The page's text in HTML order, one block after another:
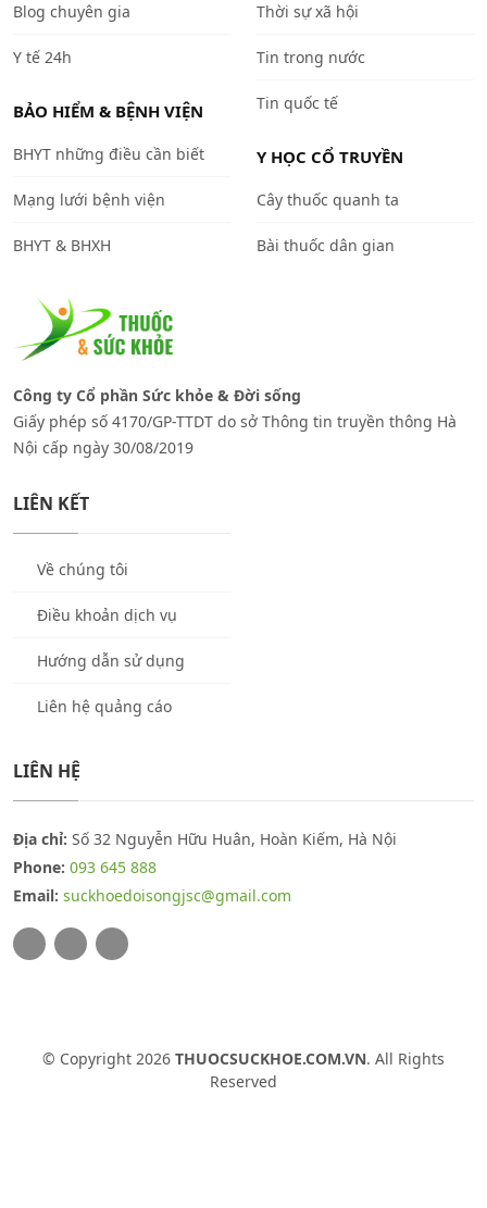
Blog chuyên gia
Y tế 24h
BẢO HIỂM & BỆNH VIỆN
BHYT những điều cần biết
Mạng lưới bệnh viện
BHYT & BHXH
Thời sự xã hội
Tin trong nước
Tin quốc tế
Y HỌC CỔ TRUYỀN
Cây thuốc quanh ta
Bài thuốc dân gian
Công ty Cổ phần Sức khỏe & Đời sống
Giấy phép số 4170/GP-TTDT do sở Thông tin truyền thông Hà
Nội cấp ngày 30/08/2019
LIÊN KẾT
Về chúng tôi
Điều khoản dịch vụ
Hướng dẫn sử dụng
Liên hệ quảng cáo
LIÊN HỆ
Địa chỉ: Số 32 Nguyễn Hữu Huân, Hoàn Kiếm, Hà Nội
Phone: 093 645 888
Email: suckhoedoisongjsc@gmail.com
© Copyright 2026 THUOCSUCKHOE.COM.VN. All Rights
Reserved